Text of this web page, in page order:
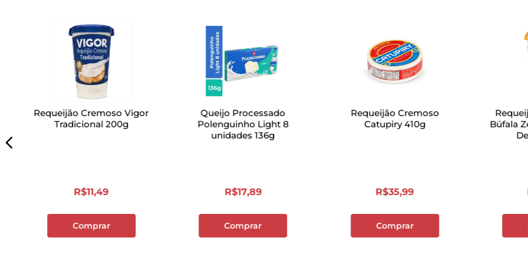
Requeijão Cremoso Vigor
Tradicional 200g
R$11,49
Comprar
Queijo Processado
Polenguinho Light 8
unidades 136g
R$17,89
Comprar
Requeijão Cremoso
Catupiry 410g
R$35,99
Comprar
Búfala